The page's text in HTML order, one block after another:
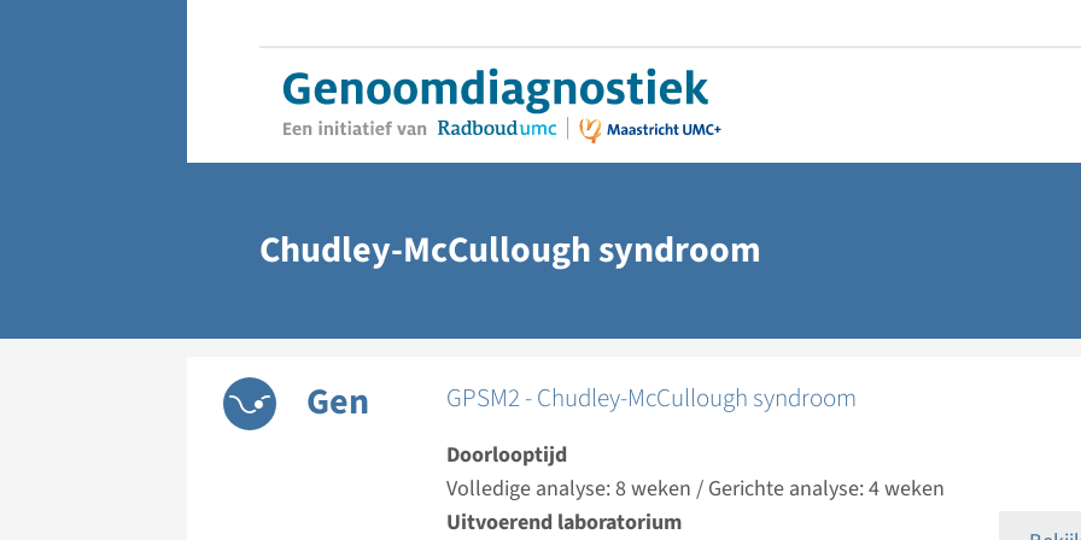
Chudley-McCullough syndroom
Gen GPSM2 - Chudley-McCullough syndroom
Doorlooptijd
Volledige analyse: 8 weken / Gerichte analyse: 4 weken
Uitvoerend laboratorium